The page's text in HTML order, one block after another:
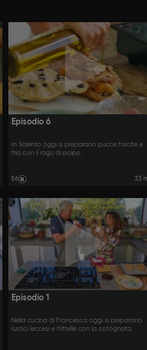
Episodio 6
In Salento oggi si preparano pucce farcite e
tria con il ragù di polpo.
E6 33
Episodio 1
Nella cucina di Francesca oggi si preparano
rustici leccesi e frittelle con la cotognata.